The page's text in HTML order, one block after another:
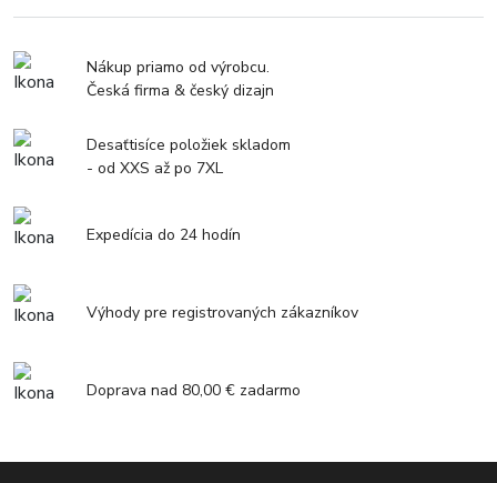
Nákup priamo od výrobcu.
Česká firma & český dizajn
Desaťtisíce položiek skladom
- od XXS až po 7XL
Expedícia do 24 hodín
Výhody pre registrovaných zákazníkov
Doprava nad 80,00 € zadarmo